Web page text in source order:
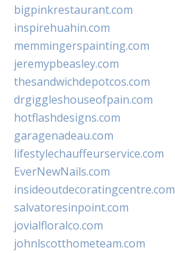
bigpinkrestaurant.com
inspirehuahin.com
memmingerspainting.com
jeremypbeasley.com
thesandwichdepotcos.com
drgiggleshouseofpain.com
hotflashdesigns.com
garagenadeau.com
lifestylechauffeurservice.com
EverNewNails.com
insideoutdecoratingcentre.com
salvatoresinpoint.com
jovialfloralco.com
johnlscotthometeam.com